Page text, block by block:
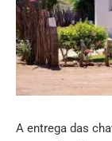
A entrega das